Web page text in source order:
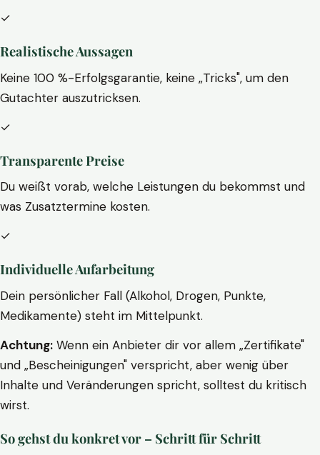
✓
Realistische Aussagen
Keine 100 %-Erfolgsgarantie, keine „Tricks", um den
Gutachter auszutricksen.
✓
Transparente Preise
Du weißt vorab, welche Leistungen du bekommst und
was Zusatztermine kosten.
✓
Individuelle Aufarbeitung
Dein persönlicher Fall (Alkohol, Drogen, Punkte,
Medikamente) steht im Mittelpunkt.
Achtung: Wenn ein Anbieter dir vor allem „Zertifikate"
und „Bescheinigungen" verspricht, aber wenig über
Inhalte und Veränderungen spricht, solltest du kritisch
wirst.
So gehst du konkret vor – Schritt für Schritt